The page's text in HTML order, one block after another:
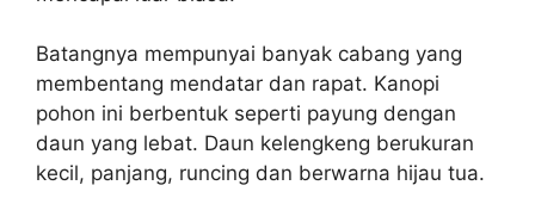
Batangnya mempunyai banyak cabang yang
membentang mendatar dan rapat. Kanopi
pohon ini berbentuk seperti payung dengan
daun yang lebat. Daun kelengkeng berukuran
kecil, panjang, runcing dan berwarna hijau tua.